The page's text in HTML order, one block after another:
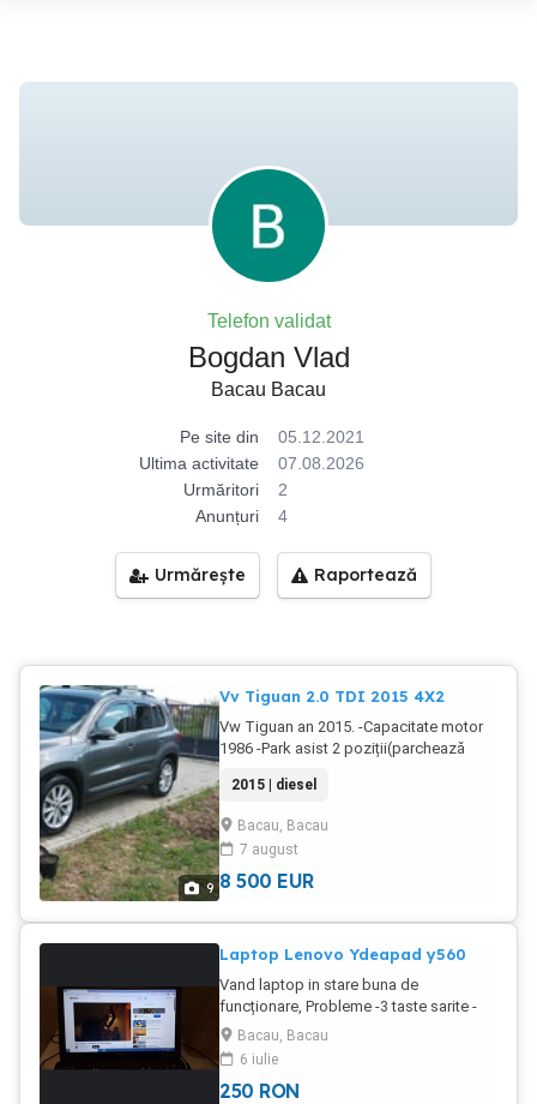
Telefon validat
Bogdan Vlad
Bacau Bacau
Pe site din
05.12.2021
Ultima activitate
07.08.2026
Urmăritori
2
Anunțuri
4
Urmărește Raportează
9
Vv Tiguan 2.0 TDI 2015 4X2
Vw Tiguan an 2015. -Capacitate motor
1986 -Park asist 2 poziții(parchează
(asistență la plecare din rampă -Frână
de mână electrică -Lumini automate -
Proiectoare cu funcția cornering
-Ștergătoare automate -Spălător faruri -
Navigație mare -Intrare aux -Sacune
Comenzi volan full -Roata rezerva slim -
190.000 km -discuri plăcuțe față noi
ianuarie 2025 -Schimburi ulei+filtre
făcute regulat la fiecare 10.000 km ITP
VALABIL PÂNĂ IN FEBRUARIE 2027
NEGOCIABIL
2015 | diesel
Bacau, Bacau
7 august
8 500 EUR
Laptop Lenovo Ydeapad y560
Vand laptop in stare buna de
funcționare, Probleme -3 taste sarite -
bateria numai ține deloc trebuie tinut in
priza in timpul funcționarii - difuzoarele
bâzâie la volum mare Are instalat
Windows 10 Enterprise
Bacau, Bacau
6 iulie
250 RON